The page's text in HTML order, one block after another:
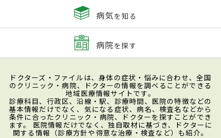
病気を知る
病院を探す
ドクターズ・ファイルは、身体の症状・悩みに合わせ、全国
のクリニック・病院、ドクターの情報を調べることができる
地域医療情報サイトです。
診療科目、行政区、沿線・駅、診療時間、医院の特徴などの
基本情報だけでなく、気になる症状、病名、検査名などから
条件に合ったクリニック・病院、ドクターを探すことができ
ます。 医院情報だけでなく、独自取材に基づき、ドクターに
関する情報（診療方針や得意な治療・検査など）も紹介。